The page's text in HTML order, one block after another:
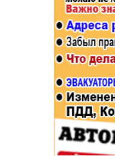
Строительство и ремонт
Авто и мото
Рестораны, кафе, бары
Спорт Фитнес
Недвижимость
Красота Косметология